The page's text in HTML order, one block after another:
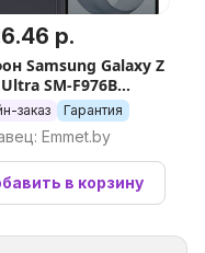
р.
Samsung Galaxy Z
SM-F976B
256GB (серый)
заказ Гарантия
Emmet.by
в корзину